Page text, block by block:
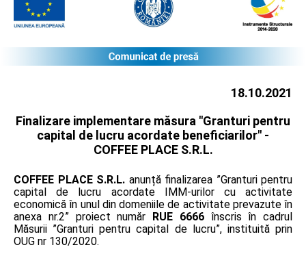
18.10.2021
Finalizare implementare măsura "Granturi pentru
capital de lucru acordate beneficiarilor" -
COFFEE PLACE S.R.L.
COFFEE PLACE S.R.L. anunță finalizarea ”Granturi pentru
capital de lucru acordate IMM-urilor cu activitate
economică în unul din domeniile de activitate prevazute în
anexa nr.2” proiect număr RUE 6666înscris în cadrul
Măsurii ”Granturi pentru capital de lucru”, instituită prin
OUG nr 130/2020.